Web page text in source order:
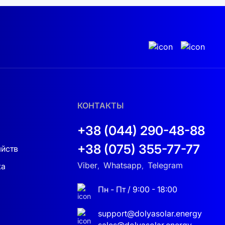
ради полезности. Более того, благодаря
действительно станет прекрасным
КОНТАКТЫ
+38 (044) 290-48-88
+38 (075) 355-77-77
Viber, Whatsapp, Telegram
Пн - Пт / 9:00 - 18:00
support@dolyasolar.energy